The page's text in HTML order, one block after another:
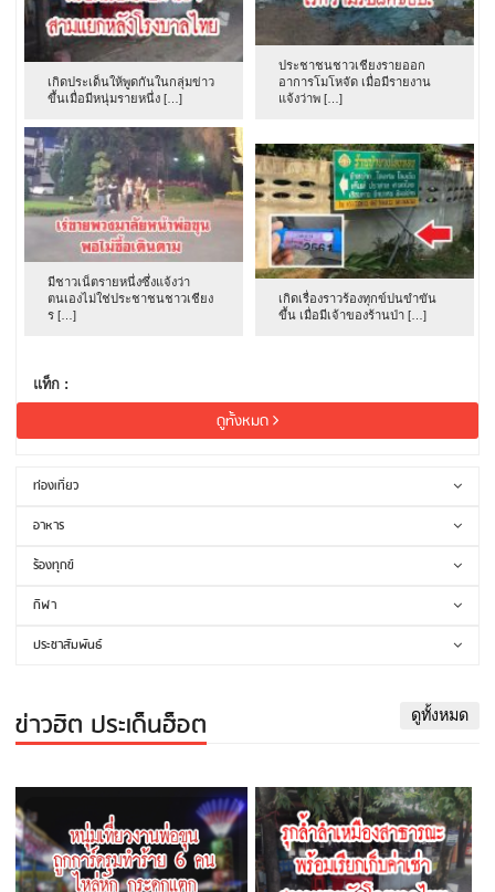
เกิดประเด็นให้พูดกันในกลุ่มข่าว
ขึ้นเมื่อมีหนุ่มรายหนึ่ง […]
ประชาชนชาวเชียงรายออก
อาการโมโหจัด เมื่อมีรายงาน
แจ้งว่าพ […]
มีชาวเน็ตรายหนึ่งซึ่งแจ้งว่า
ตนเองไม่ใช่ประชาชนชาวเชียง
ร […]
เกิดเรื่องราวร้องทุกข์ปนขำขัน
ขึ้น เมื่อมีเจ้าของร้านป่า […]
แท็ก :
ดูทั้งหมด
ท่องเที่ยว
อาหาร
ร้องทุกข์
กีฬา
ประชาสัมพันธ์
ข่าวฮิต ประเด็นฮ็อต ดูทั้งหมด